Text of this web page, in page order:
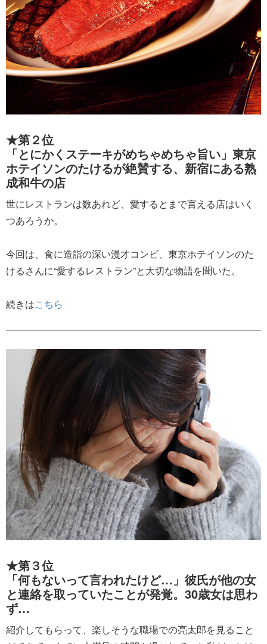
★第２位
「とにかくステーキがめちゃめちゃ旨い」東京
ホテイソンのたけるが絶賛する、新宿にある熟
成和牛の店
世にレストランは数あれど、愛するとまで言える店はいく
つあろうか。
今回は、食に造詣の深い漫才コンビ、東京ホテイソンのた
けるさんに“愛するレストラン”と大切な物語を聞いた。
続きはこちら
★第３位
「何もないって言われたけど…」彼氏が他の女
と連絡を取っていたことが発覚。30歳女は思わ
ず…
紹介してもらって、楽しそうな職場での亮太郎を見ること